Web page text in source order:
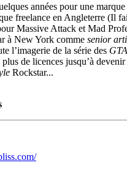
années pour une
freelance en Angleterre (Il
Massive Attack et Mad
à New York comme senior
l’imagerie de la série des GTA
de licences jusqu’à
Rockstar...